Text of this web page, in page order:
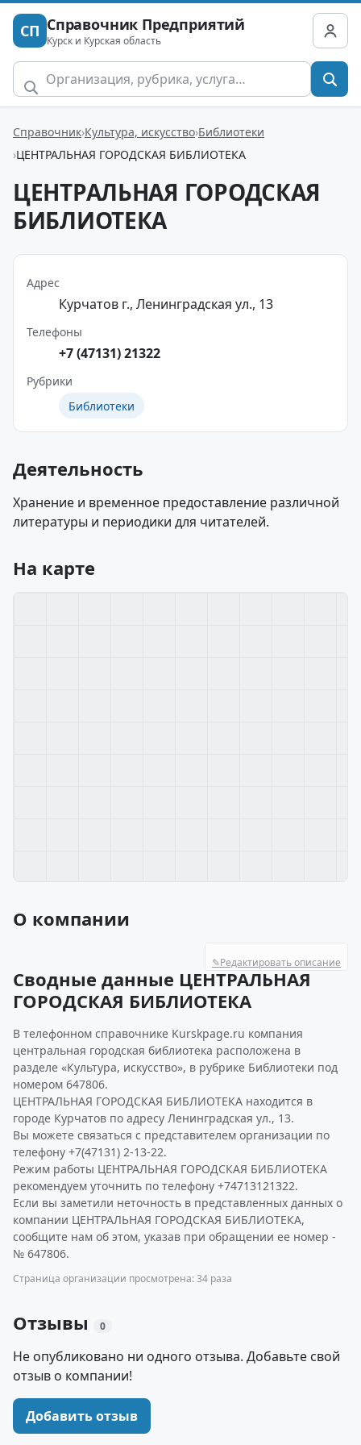
СП Справочник Предприятий
Курск и Курская область
Справочник Культура, искусство Библиотеки
ЦЕНТРАЛЬНАЯ ГОРОДСКАЯ БИБЛИОТЕКА
ЦЕНТРАЛЬНАЯ ГОРОДСКАЯ
БИБЛИОТЕКА
Адрес
Курчатов г., Ленинградская ул., 13
Телефоны
+7 (47131) 21322
Рубрики
Библиотеки
Деятельность
Хранение и временное предоставление различной
литературы и периодики для читателей.
На карте
О компании
✎Редактировать описание
Сводные данные ЦЕНТРАЛЬНАЯ
ГОРОДСКАЯ БИБЛИОТЕКА
В телефонном справочнике Kurskpage.ru компания
центральная городская библиотека расположена в
разделе «Культура, искусство», в рубрике Библиотеки под
номером 647806.
ЦЕНТРАЛЬНАЯ ГОРОДСКАЯ БИБЛИОТЕКА находится в
городе Курчатов по адресу Ленинградская ул., 13.
Вы можете связаться с представителем организации по
телефону +7(47131) 2-13-22.
Режим работы ЦЕНТРАЛЬНАЯ ГОРОДСКАЯ БИБЛИОТЕКА
рекомендуем уточнить по телефону +74713121322.
Если вы заметили неточность в представленных данных о
компании ЦЕНТРАЛЬНАЯ ГОРОДСКАЯ БИБЛИОТЕКА,
сообщите нам об этом, указав при обращении ее номер -
№ 647806.
Страница организации просмотрена: 34 раза
Отзывы 0
Не опубликовано ни одного отзыва. Добавьте свой
отзыв о компании!
Добавить отзыв